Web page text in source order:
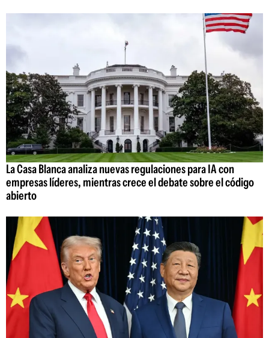
La Casa Blanca analiza nuevas regulaciones para IA con
empresas líderes, mientras crece el debate sobre el código
abierto